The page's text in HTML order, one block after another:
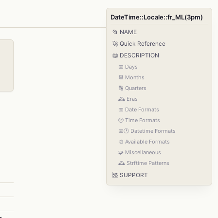
DateTime::Locale::fr_ML(3pm)
📂 NAME
🚀 Quick Reference
📖 DESCRIPTION
📅 Days
📆 Months
🔢 Quarters
🕰️ Eras
📅 Date Formats
🕐 Time Formats
📅🕐 Datetime Formats
🎨 Available Formats
🧩 Miscellaneous
🕰️ Strftime Patterns
🆘 SUPPORT